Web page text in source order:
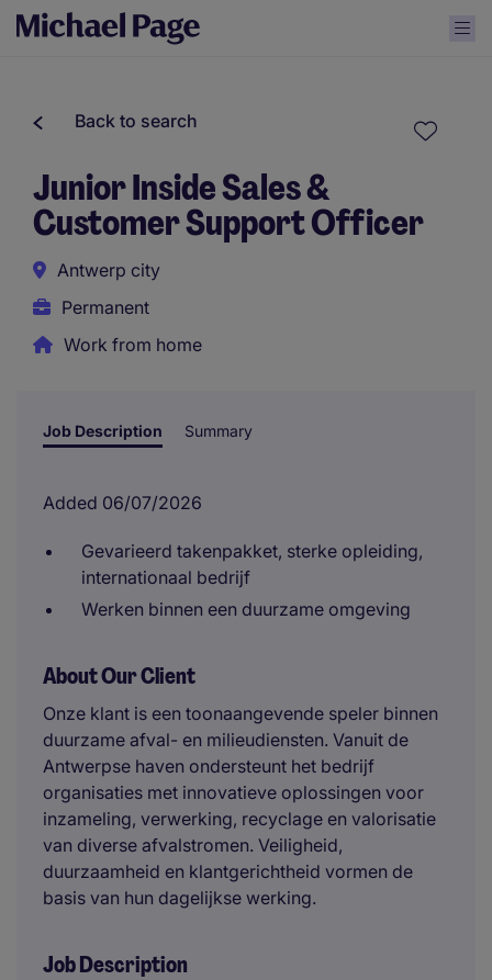
Back to search
Junior Inside Sales &
Customer Support Officer
Antwerp city
Permanent
Work from home
Job Description Summary
Added 06/07/2026
Gevarieerd takenpakket, sterke opleiding,
internationaal bedrijf
Werken binnen een duurzame omgeving
About Our Client
Onze klant is een toonaangevende speler binnen
duurzame afval- en milieudiensten. Vanuit de
Antwerpse haven ondersteunt het bedrijf
organisaties met innovatieve oplossingen voor
inzameling, verwerking, recyclage en valorisatie
van diverse afvalstromen. Veiligheid,
duurzaamheid en klantgerichtheid vormen de
basis van hun dagelijkse werking.
Job Description